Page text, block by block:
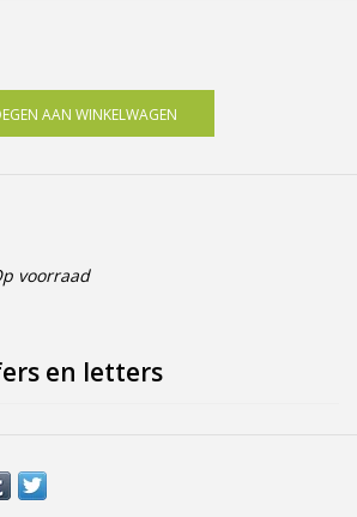
AAN WINKELWAGEN
voorraad
en letters
beton in de kleur grijs en hebben een
Het materiaal is winterhard en